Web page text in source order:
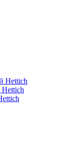
Hettich